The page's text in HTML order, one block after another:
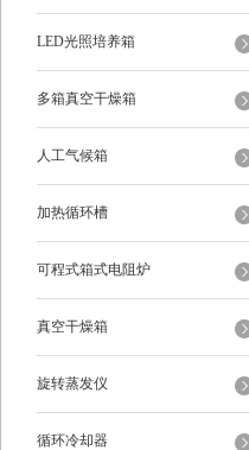
LED光照培养箱
多箱真空干燥箱
人工气候箱
加热循环槽
可程式箱式电阻炉
真空干燥箱
旋转蒸发仪
循环冷却器